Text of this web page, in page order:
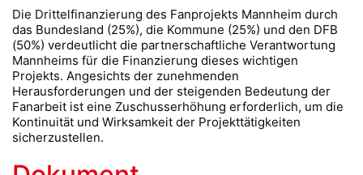
Die Drittelfinanzierung des Fanprojekts Mannheim durch
das Bundesland (25%), die Kommune (25%) und den DFB
(50%) verdeutlicht die partnerschaftliche Verantwortung
Mannheims für die Finanzierung dieses wichtigen
Projekts. Angesichts der zunehmenden
Herausforderungen und der steigenden Bedeutung der
Fanarbeit ist eine Zuschusserhöhung erforderlich, um die
Kontinuität und Wirksamkeit der Projekttätigkeiten
sicherzustellen.